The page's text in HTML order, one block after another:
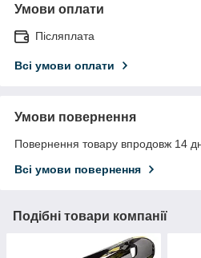
Умови оплати
Післяплата
Всі умови оплати
Умови повернення
Повернення товару впродовж 14
Всі умови повернення
Подібні товари компанії